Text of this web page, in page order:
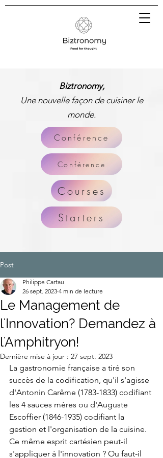
Biztronomy,
Une nouvelle façon de cuisiner le
monde.
Conférence
Conférence
Courses
Starters
Post
Le Management de
l'Innovation? Demandez à
l'Amphitryon!
Philippe Cartau
26 sept. 2023 4 min de lecture
Dernière mise à jour : 27 sept. 2023
La gastronomie française a tiré son
succès de la codification, qu'il s'agisse
d'Antonin Carême (1783-1833) codifiant
les 4 sauces mères ou d'Auguste
Escoffier (1846-1935) codifiant la
gestion et l'organisation de la cuisine.
Ce même esprit cartésien peut-il
s'appliquer à l'innovation ? Ou faut-il